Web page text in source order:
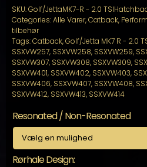
til
SKU:Golf/JettaMK7-R - 2.0
Categories:Alle Varer,Catback,
tilbehør
Tags:Catback,Golf/Jetta MK7 R - 2.0
SSXVW257, SSXVW258, SSXVW259,
SSXVW307, SSXVW308, SSXVW309,
SSXVW401, SSXVW402, SSXVW403,
SSXVW406, SSXVW407, SSXVW408,
SSXVW412, SSXVW413, SSXVW414
Resonated / Non-Resonated
Rørhale Design: